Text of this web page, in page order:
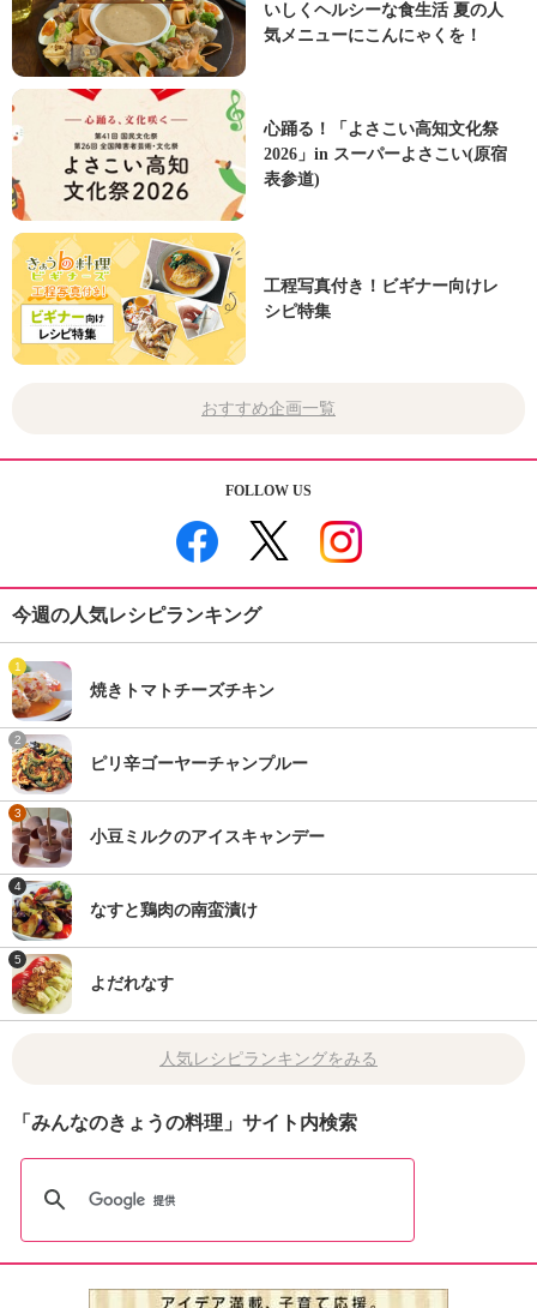
いしくヘルシーな食生活 夏の人
気メニューにこんにゃくを！
心踊る！「よさこい高知文化祭
2026」in スーパーよさこい(原宿
表参道)
工程写真付き！ビギナー向けレ
シピ特集
おすすめ企画一覧
FOLLOW US
今週の人気レシピランキング
1
焼きトマトチーズチキン
2
ピリ辛ゴーヤーチャンプルー
3
小豆ミルクのアイスキャンデー
4
なすと鶏肉の南蛮漬け
5
よだれなす
人気レシピランキングをみる
「みんなのきょうの料理」サイト内検索